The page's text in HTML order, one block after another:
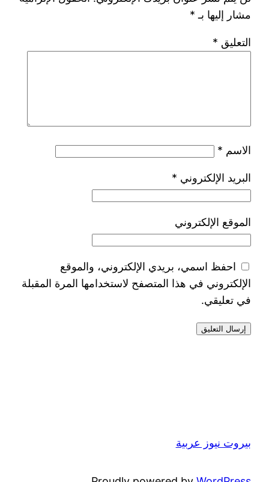
مشار إليها بـ *
التعليق *
الاسم *
البريد الإلكتروني *
الموقع الإلكتروني
احفظ اسمي، بريدي الإلكتروني، والموقع
الإلكتروني في هذا المتصفح لاستخدامها المرة المقبلة
في تعليقي.
بيروت نيوز عربية